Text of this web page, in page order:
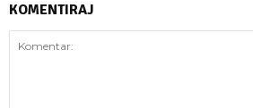
KOMENTIRAJ